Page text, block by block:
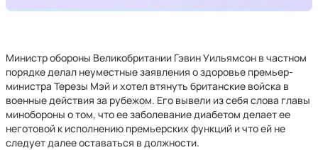
Министр обороны Великобритании Гэвин Уильямсон в частном
порядке делал неуместные заявления о здоровье премьер-
министра Терезы Мэй и хотел втянуть британские войска в
военные действия за рубежом. Его вывели из себя слова главы
минобороны о том, что ее заболевание диабетом делает ее
неготовой к исполнению премьерских функций и что ей не
следует далее оставаться в должности.